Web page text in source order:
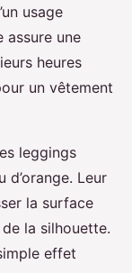
usage
une
heures
un vêtement
leggings
Leur
la surface
la silhouette.
effet